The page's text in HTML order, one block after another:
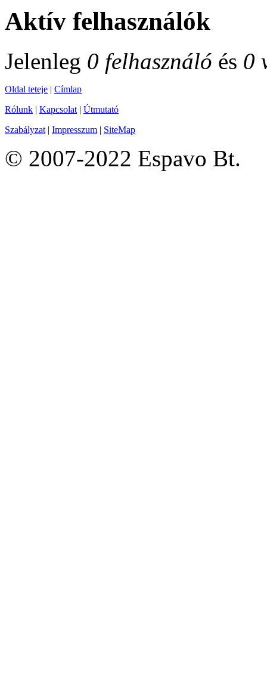
Aktív felhasználók
Jelenleg 0 felhasználó és 0
Oldal teteje | Címlap
Rólunk | Kapcsolat | Útmutató
Szabályzat | Impresszum | SiteMap
© 2007-2022 Espavo Bt.